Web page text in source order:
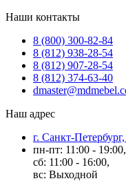
Наши контакты
8 (800) 300-82-84
8 (812) 938-28-54
8 (812) 907-28-54
8 (812) 374-63-40
Наш адрес
г. Санкт-
пн-пт: 11:00 - 19:00,
сб: 11:00 - 16:00,
вс: Выходной